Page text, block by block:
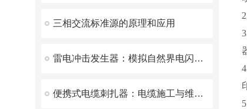
三相交流标准源的原理和应用
雷电冲击发生器：模拟自然界电闪的实验设备
便携式电缆刺扎器：电缆施工与维护的得力助手